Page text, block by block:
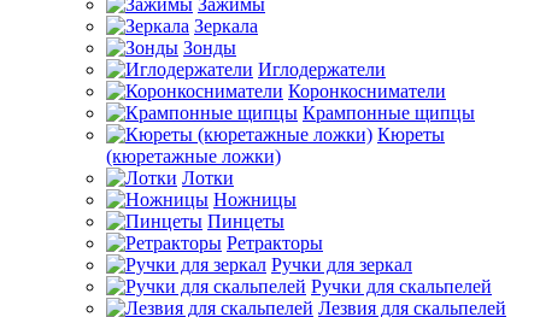
Зажимы
Зеркала
Зонды
Иглодержатели
Коронкосниматели
Крампонные щипцы
Кюреты
(кюретажные ложки)
Лотки
Ножницы
Пинцеты
Ретракторы
Ручки для зеркал
Ручки для скальпелей
Лезвия для скальпелей